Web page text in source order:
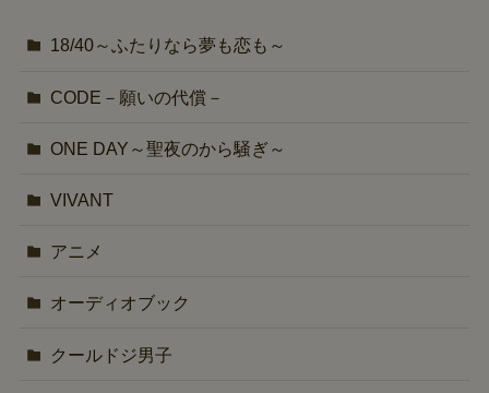
18/40～ふたりなら夢も恋も～
CODE－願いの代償－
ONE DAY～聖夜のから騒ぎ～
VIVANT
アニメ
オーディオブック
クールドジ男子